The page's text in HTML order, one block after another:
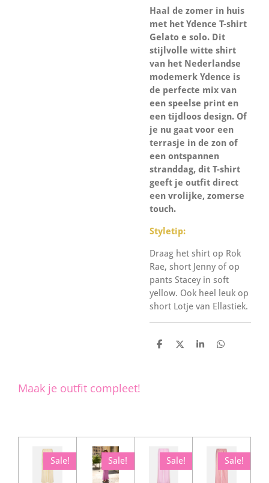
Haal de zomer in huis
met het Ydence T-shirt
Gelato e solo. Dit
stijlvolle witte shirt
van het Nederlandse
modemerk Ydence is
de perfecte mix van
een speelse print en
een tijdloos design. Of
je nu gaat voor een
terrasje in de zon of
een ontspannen
stranddag, dit T-shirt
geeft je outfit direct
een vrolijke, zomerse
touch.
Styletip:
Draag het shirt op Rok
Rae, short Jenny of op
pants Stacey in soft
yellow. Ook heel leuk op
short Lotje van Ellastiek.
D
D
S
D
Maak je outfit compleet!
Sale! Sale! Sale! Sale!